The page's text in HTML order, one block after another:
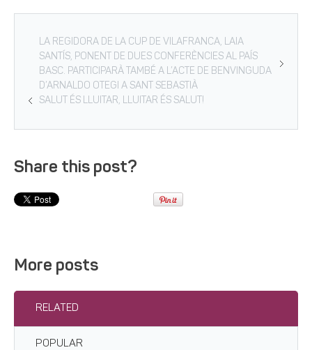
LA REGIDORA DE LA CUP DE VILAFRANCA, LAIA
SANTÍS, PONENT DE DUES CONFERÈNCIES AL PAÍS
BASC. PARTICIPARÀ TAMBÉ A L’ACTE DE BENVINGUDA
D’ARNALDO OTEGI A SANT SEBASTIÀ
SALUT ÉS LLUITAR, LLUITAR ÉS SALUT!
Share this post?
More posts
RELATED
POPULAR